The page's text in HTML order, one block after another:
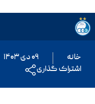
خانه ۰۹ دی ۱۴۰۳
اشتراک گذاری